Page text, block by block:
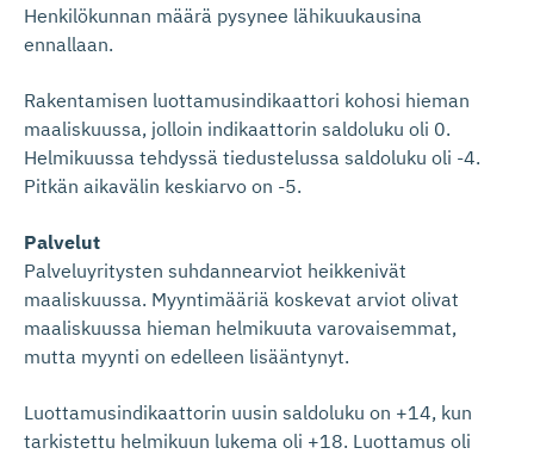
Henkilökunnan määrä pysynee lähikuukausina
ennallaan.
Rakentamisen luottamusindikaattori kohosi hieman
maaliskuussa, jolloin indikaattorin saldoluku oli 0.
Helmikuussa tehdyssä tiedustelussa saldoluku oli -4.
Pitkän aikavälin keskiarvo on -5.
Palvelut
Palveluyritysten suhdannearviot heikkenivät
maaliskuussa. Myyntimääriä koskevat arviot olivat
maaliskuussa hieman helmikuuta varovaisemmat,
mutta myynti on edelleen lisääntynyt.
Luottamusindikaattorin uusin saldoluku on +14, kun
tarkistettu helmikuun lukema oli +18. Luottamus oli